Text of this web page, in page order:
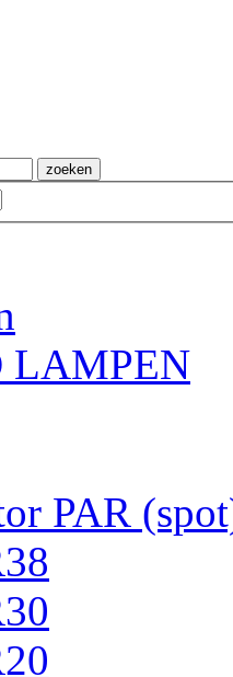
zoeken
LAMPEN
PAR